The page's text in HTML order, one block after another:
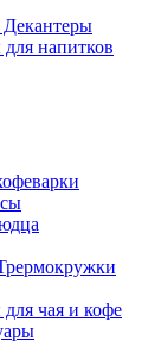
напитков
чая и кофе